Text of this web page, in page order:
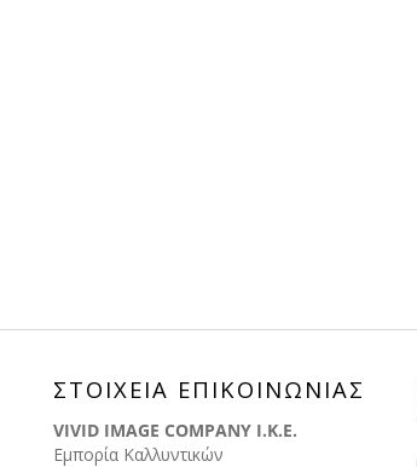
ΣΤΟΙΧΕΙΑ ΕΠΙΚΟΙΝΩΝΙΑΣ
VIVID IMAGE COMPANY I.K.E.
Εμπορία Καλλυντικών